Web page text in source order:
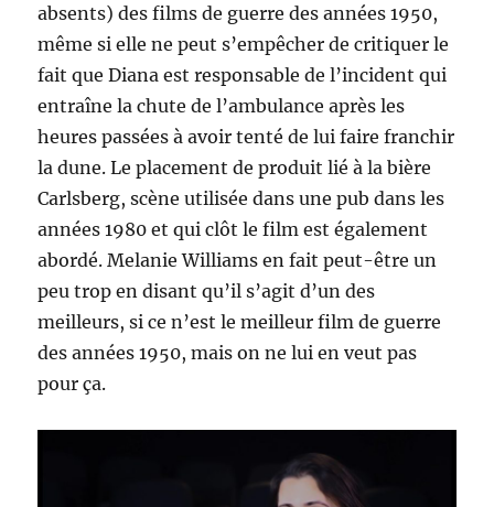
absents) des films de guerre des années 1950,
même si elle ne peut s’empêcher de critiquer le
fait que Diana est responsable de l’incident qui
entraîne la chute de l’ambulance après les
heures passées à avoir tenté de lui faire franchir
la dune. Le placement de produit lié à la bière
Carlsberg, scène utilisée dans une pub dans les
années 1980 et qui clôt le film est également
abordé. Melanie Williams en fait peut-être un
peu trop en disant qu’il s’agit d’un des
meilleurs, si ce n’est le meilleur film de guerre
des années 1950, mais on ne lui en veut pas
pour ça.